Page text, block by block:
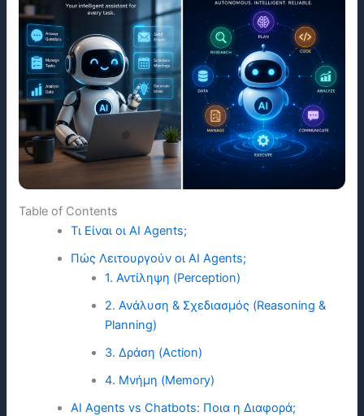
Table of Contents
Τι Είναι οι AI Agents;
Πώς Λειτουργούν οι AI Agents;
1. Αντίληψη (Perception)
2. Ανάλυση & Σχεδιασμός (Reasoning &
Planning)
3. Δράση (Action)
4. Μνήμη (Memory)
AI Agents vs Chatbots: Ποια η Διαφορά;